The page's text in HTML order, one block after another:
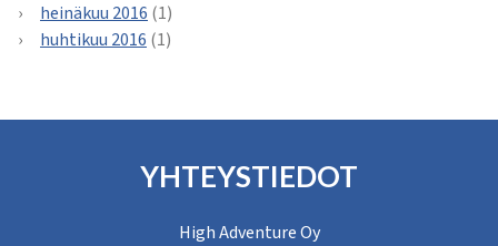
heinäkuu 2016 (1)
huhtikuu 2016 (1)
YHTEYSTIEDOT
High Adventure Oy